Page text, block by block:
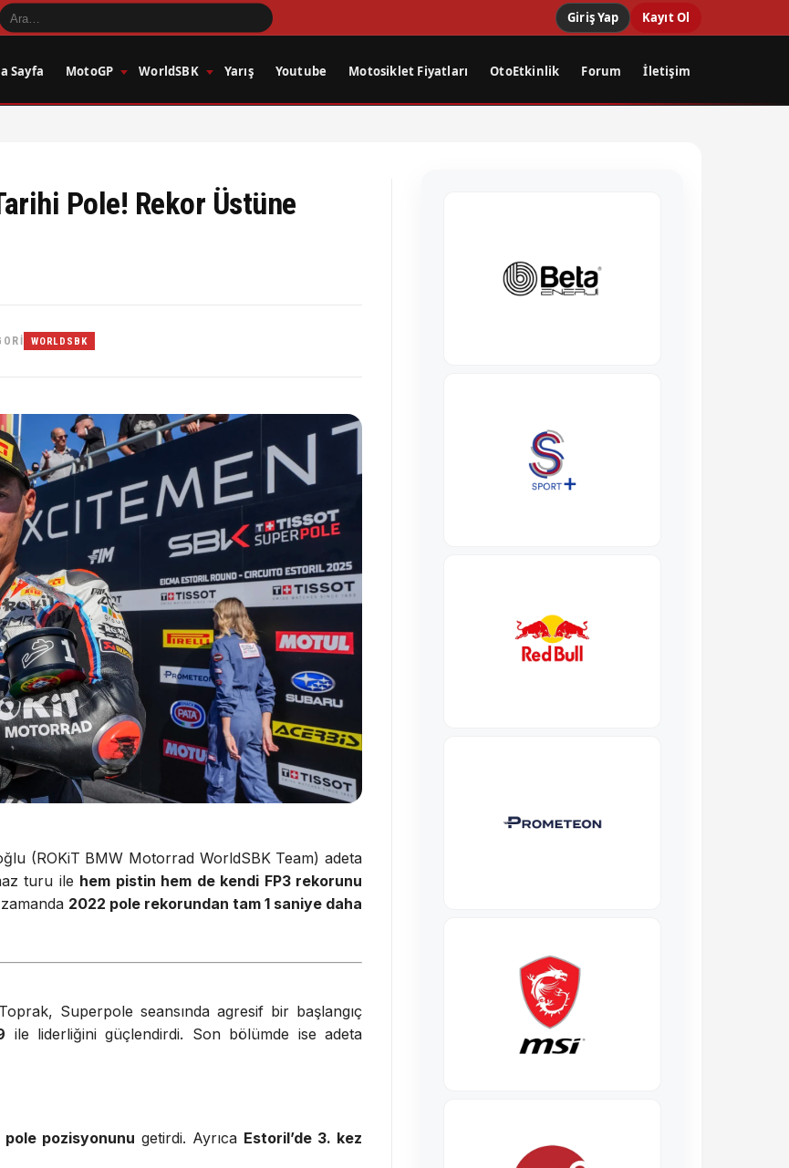
Giriş Yap Kayıt Ol
Sayfa MotoGP WorldSBK Yarış Youtube Motosiklet Fiyatları OtoEtkinlik Forum İletişim
Pole! Rekor Üstüne
WORLDSBK
(ROKiT BMW Motorrad WorldSBK Team) adeta
turu ile hem pistin hem de kendi FP3 rekorunu
2022 pole rekorundan tam 1 saniye daha
Superpole seansında agresif bir başlangıç
ile liderliğini güçlendirdi. Son bölümde ise adeta
pozisyonunu getirdi. Ayrıca Estoril’de 3. kez